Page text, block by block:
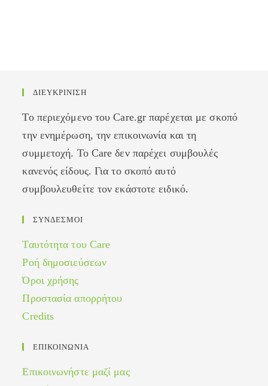
ΔΙΕΥΚΡΙΝΙΣΗ
Το περιεχόμενο του Care.gr παρέχεται με σκοπό
την ενημέρωση, την επικοινωνία και τη
συμμετοχή. Το Care δεν παρέχει συμβουλές
κανενός είδους. Για το σκοπό αυτό
συμβουλευθείτε τον εκάστοτε ειδικό.
ΣΥΝΔΕΣΜΟΙ
Ταυτότητα του Care
Ροή δημοσιεύσεων
Όροι χρήσης
Προστασία απορρήτου
Credits
ΕΠΙΚΟΙΝΩΝΙΑ
Επικοινωνήστε μαζί μας